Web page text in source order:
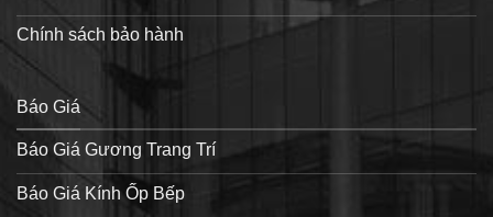
Chính sách bảo hành
Báo Giá
Báo Giá Gương Trang Trí
Báo Giá Kính Ốp Bếp